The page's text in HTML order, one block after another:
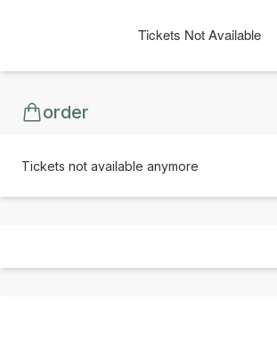
Tickets Not Available
order
Tickets not available anymore